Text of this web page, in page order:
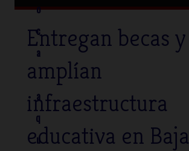
o
c
a
a
q
u
Entregan becas y
amplían
infraestructura
educativa en Baja